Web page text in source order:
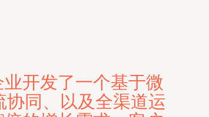
开发了一个基于微
同、以及全渠道运